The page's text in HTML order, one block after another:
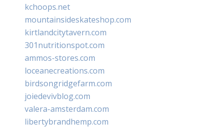
kchoops.net
mountainsideskateshop.com
kirtlandcitytavern.com
301nutritionspot.com
ammos-stores.com
loceanecreations.com
birdsongridgefarm.com
joiedevivblog.com
valera-amsterdam.com
libertybrandhemp.com